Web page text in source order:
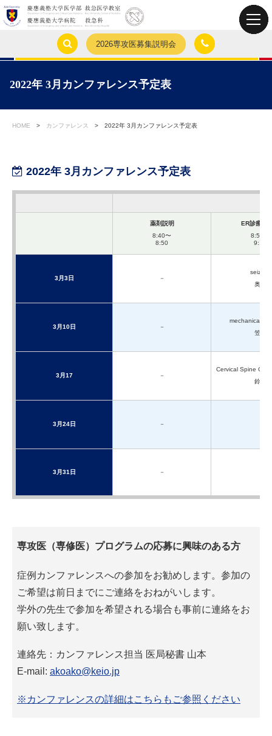
2026専攻医募集説明会
2022年 3月カンファレンス予定表
HOME > カンファレンス > 2022年 3月カンファレンス予定表
2022年 3月カンファレンス予定表
薬剤説明
8:40〜
8:50
ER診療の
8:50〜
9:10
3月3日 －
seizure
奥田
3月10日 －
mechanical
笠茂
3月17 －
Cervical Spine
鈴木
3月24日 －
3月31日 －
専攻医（専修医）プログラムの応募に興味のある方
症例カンファレンスへの参加をお勧めします。参加の
ご希望は前日までにご連絡をおねがいします。
学外の先生で参加を希望される場合も事前に連絡をお
願い致します。
連絡先：カンファレンス担当 医局秘書 山本
E-mail: akoako@keio.jp
※カンファレンスの詳細はこちらもご参照ください